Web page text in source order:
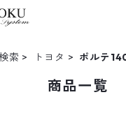
索 トヨタ ポルテ
商品一覧